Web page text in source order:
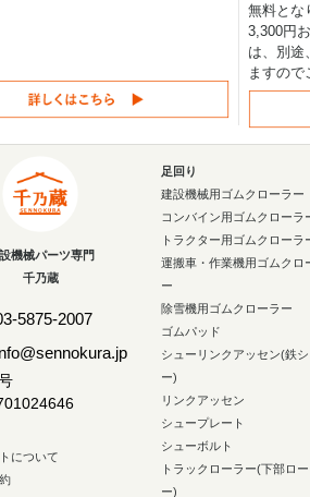
無料と
3,300円
は、別途
ますので
機械パーツ専門
千乃蔵
5875-2007
について
足回り
建設機械用ゴムクローラー
コンバイン用ゴムクローラ
トラクター用ゴムクローラ
運搬車・作業機用ゴムクロ
ー
除雪機用ゴムクローラー
ゴムパッド
シューリンクアッセン(鉄シ
ー)
リンクアッセン
シュープレート
シューボルト
トラックローラー(下部ロー
ー)